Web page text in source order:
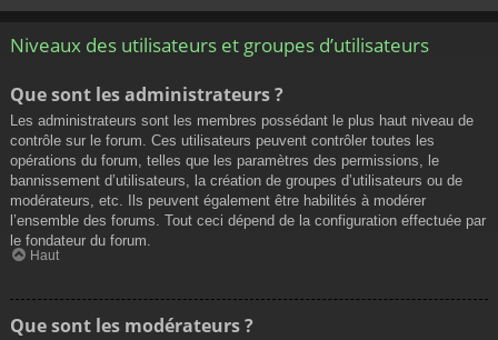
Niveaux des utilisateurs et groupes d’utilisateurs
Que sont les administrateurs ?
Les administrateurs sont les membres possédant le plus haut niveau de
contrôle sur le forum. Ces utilisateurs peuvent contrôler toutes les
opérations du forum, telles que les paramètres des permissions, le
bannissement d’utilisateurs, la création de groupes d’utilisateurs ou de
modérateurs, etc. Ils peuvent également être habilités à modérer
l’ensemble des forums. Tout ceci dépend de la configuration effectuée par
le fondateur du forum.
Haut
Que sont les modérateurs ?